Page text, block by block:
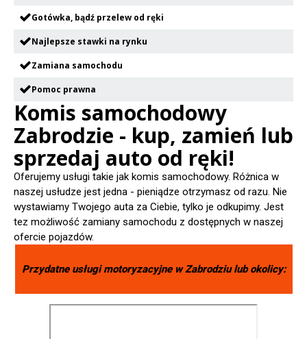
Gotówka, bądź przelew od ręki
Najlepsze stawki na rynku
Zamiana samochodu
Pomoc prawna
Komis samochodowy
Zabrodzie - kup, zamień lub
sprzedaj auto od ręki!
Oferujemy usługi takie jak komis samochodowy. Różnica w
naszej usłudze jest jedna - pieniądze otrzymasz od razu. Nie
wystawiamy Twojego auta za Ciebie, tylko je odkupimy. Jest
tez możliwość zamiany samochodu z dostępnych w naszej
ofercie pojazdów.
Przydatne usługi motoryzacyjne wZabrodziulub okolicy: